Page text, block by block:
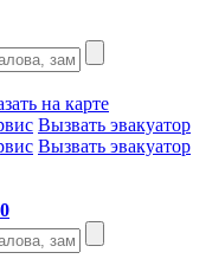
на карте
Вызвать эвакуатор
Вызвать эвакуатор